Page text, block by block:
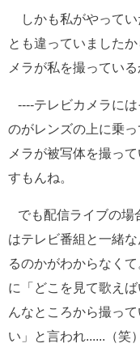
しかも私がやってい
とも違っていました
メラが私を撮ってい
----テレビカメラに
のがレンズの上に乗
メラが被写体を撮っ
すもんね。
でも配信ライブの場
はテレビ番組と一緒
るのかがわからなく
に「どこを見て歌え
んなところから撮っ
い」と言われ......（笑